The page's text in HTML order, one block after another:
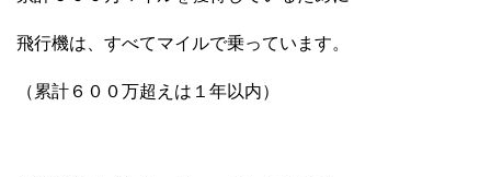
飛行機は、すべてマイルで乗っています。
（累計６００万超えは１年以内）